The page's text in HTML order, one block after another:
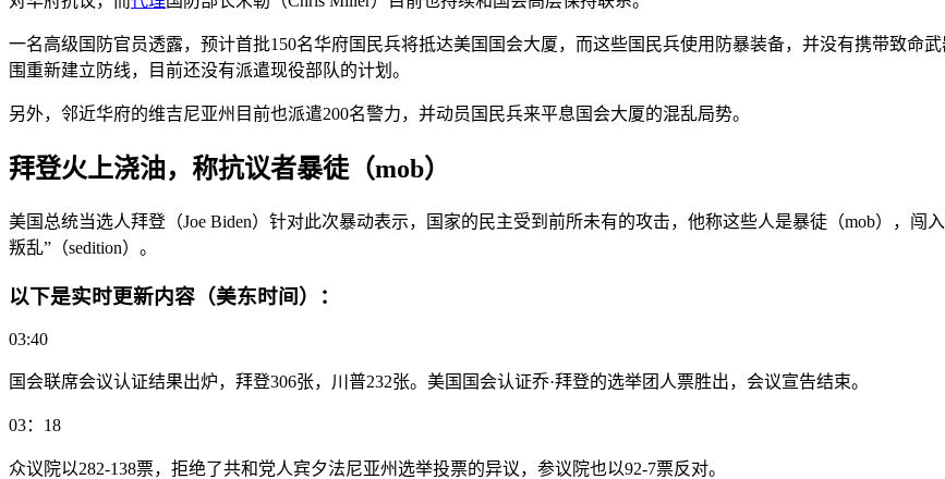
一名高级国防官员透露，预计首批150名华府国民兵将抵达美国国会大厦，而这些国民兵使用防暴装备，并没有携带致命
围重新建立防线，目前还没有派遣现役部队的计划。
另外，邻近华府的维吉尼亚州目前也派遣200名警力，并动员国民兵来平息国会大厦的混乱局势。
拜登火上浇油，称抗议者暴徒（mob）
美国总统当选人拜登（Joe Biden）针对此次暴动表示，国家的民主受到前所未有的攻击，他称这些人是暴徒（mob），
叛乱”（sedition）。
以下是实时更新内容（美东时间）：
03:40
国会联席会议认证结果出炉，拜登306张，川普232张。美国国会认证乔·拜登的选举团人票胜出，会议宣告结束。
03：18
众议院以282-138票，拒绝了共和党人宾夕法尼亚州选举投票的异议，参议院也以92-7票反对。